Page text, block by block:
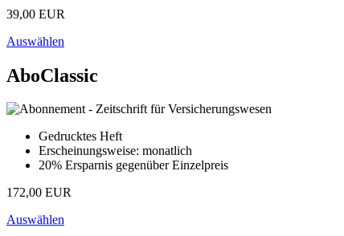
39,00 EUR
Auswählen
AboClassic
Gedrucktes Heft
Erscheinungsweise: monatlich
20% Ersparnis gegenüber Einzelpreis
172,00 EUR
Auswählen